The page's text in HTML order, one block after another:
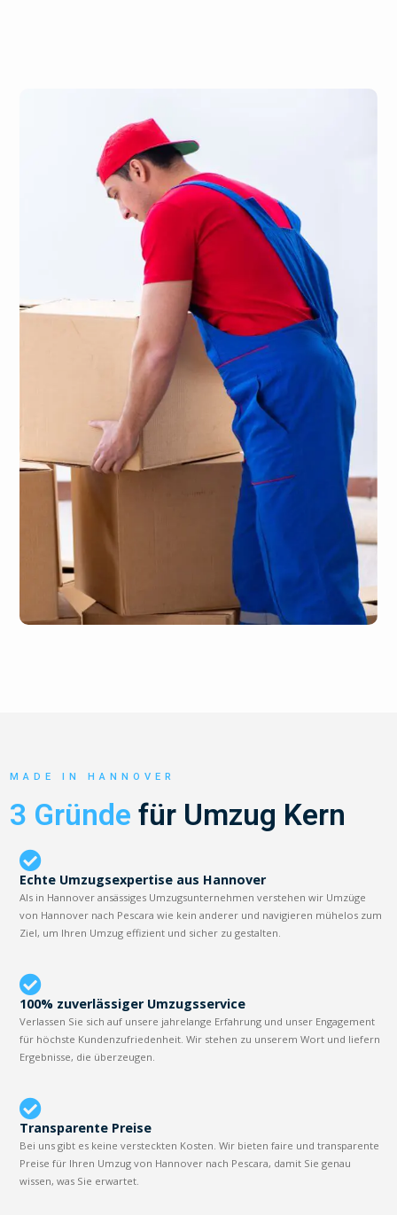
MADE IN HANNOVER
3 Gründe für Umzug Kern
Echte Umzugsexpertise aus Hannover
Als in Hannover ansässiges Umzugsunternehmen verstehen wir Umzüge
von Hannover nach Pescara wie kein anderer und navigieren mühelos zum
Ziel, um Ihren Umzug effizient und sicher zu gestalten.
100% zuverlässiger Umzugsservice
Verlassen Sie sich auf unsere jahrelange Erfahrung und unser Engagement
für höchste Kundenzufriedenheit. Wir stehen zu unserem Wort und liefern
Ergebnisse, die überzeugen.
Transparente Preise
Bei uns gibt es keine versteckten Kosten. Wir bieten faire und transparente
Preise für Ihren Umzug von Hannover nach Pescara, damit Sie genau
wissen, was Sie erwartet.